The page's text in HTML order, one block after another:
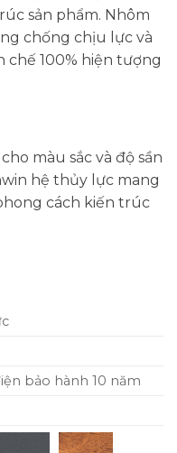
sản phẩm. Nhôm
chống chịu lực và
chế 100% hiện tượng
màu sắc và độ sần
hệ thủy lực mang
cách kiến trúc
bảo hành 10 năm